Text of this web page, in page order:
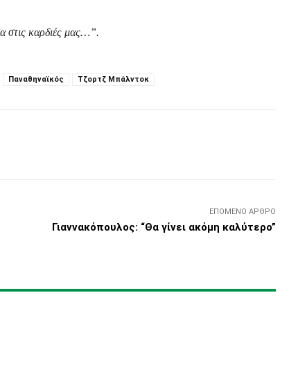
στις καρδιές μας…”.
Παναθηναϊκός Τζορτζ Μπάλντοκ
ΕΠΌΜΕΝΟ ΆΡΘΡΟ
Γιαννακόπουλος: “Θα γίνει ακόμη καλύτερο”